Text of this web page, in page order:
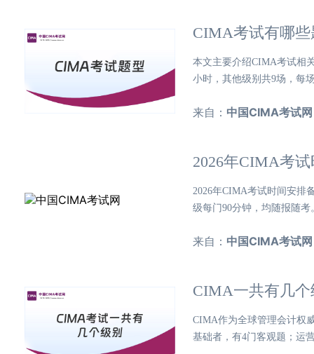
CIMA考试有哪
本文主要介绍CIMA考试相
小时，其他级别共9场，每
来自： 中国CIMA考试网
2026年CIMA考
2026年CIMA考试时间安排
级每门90分钟，均随报随
来自： 中国CIMA考试网
CIMA一共有几
CIMA作为全球管理会计权
基础者，有4门客观题；运